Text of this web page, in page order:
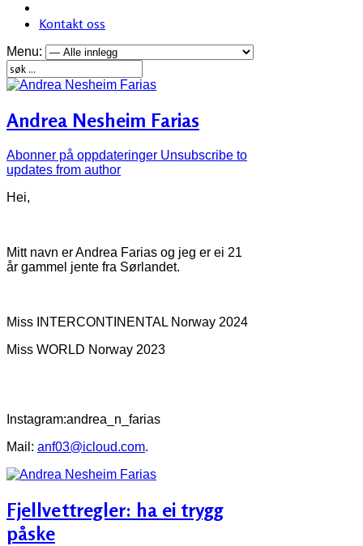
Kontakt oss
Menu:
Andrea Nesheim Farias
Abonner på oppdateringer Unsubscribe to
updates from author
Hei,
Mitt navn er Andrea Farias og jeg er ei 21
år gammel jente fra Sørlandet.
Miss INTERCONTINENTAL Norway 2024
Miss WORLD Norway 2023
Instagram:andrea_n_farias
Mail: anf03@icloud.com.
Fjellvettregler: ha ei trygg
påske